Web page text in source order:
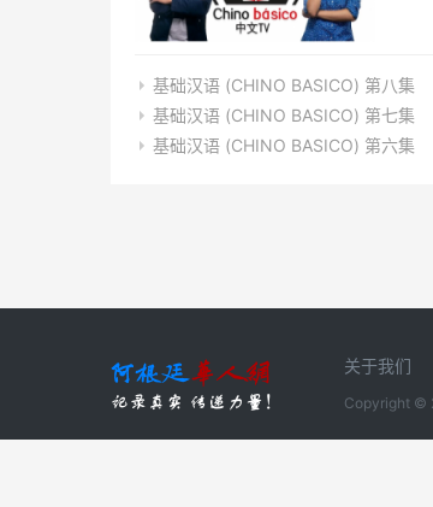
入
基础汉语 (CHINO BASICO) 第八集
基础汉语 (CHINO BASICO) 第七集
基础汉语 (CHINO BASICO) 第六集
关于我们
Copyright ©